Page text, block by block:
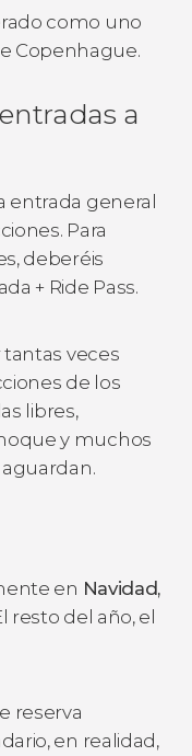
como uno
Copenhague.
a
entrada general
Para
deberéis
+ Ride Pass.
tantas veces
de los
libres,
y muchos
en Navidad,
resto del año, el
reserva
en realidad,